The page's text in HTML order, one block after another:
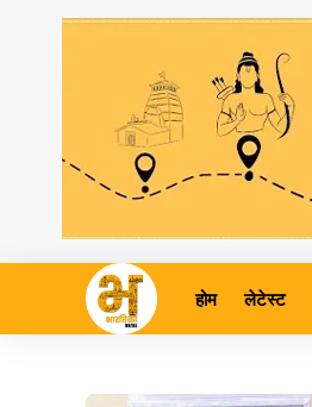
होम लेटेस्ट